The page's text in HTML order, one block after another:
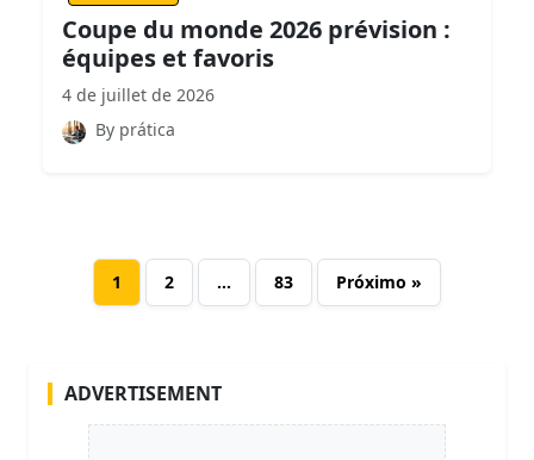
Coupe du monde 2026 prévision :
équipes et favoris
4 de juillet de 2026
By prática
1 2 … 83 Próximo »
ADVERTISEMENT